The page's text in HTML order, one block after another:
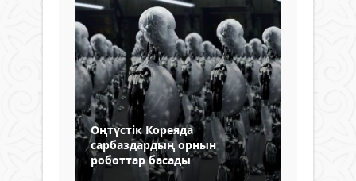
Оңтүстік Кореяда
сарбаздардың орнын
роботтар басады